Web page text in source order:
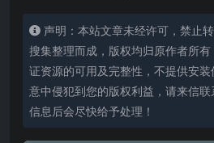
声明：本站文章未经许可，禁止
搜集整理而成，版权均归原作者所
证资源的可用及完整性，不提供安
意中侵犯到您的版权利益，请来信
信息后会尽快给予处理！